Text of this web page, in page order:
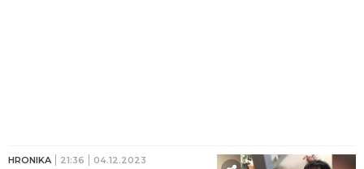
HRONIKA 21:36 04.12.2023